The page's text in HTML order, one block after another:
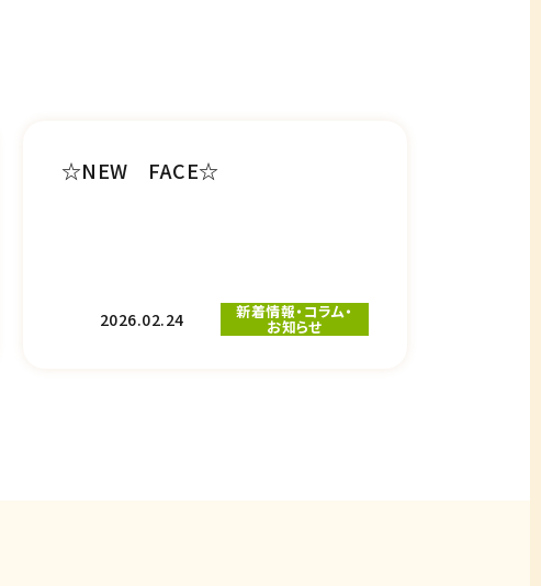
☆NEW FACE☆
2026.02.24 新着情報・コラム・
お知らせ